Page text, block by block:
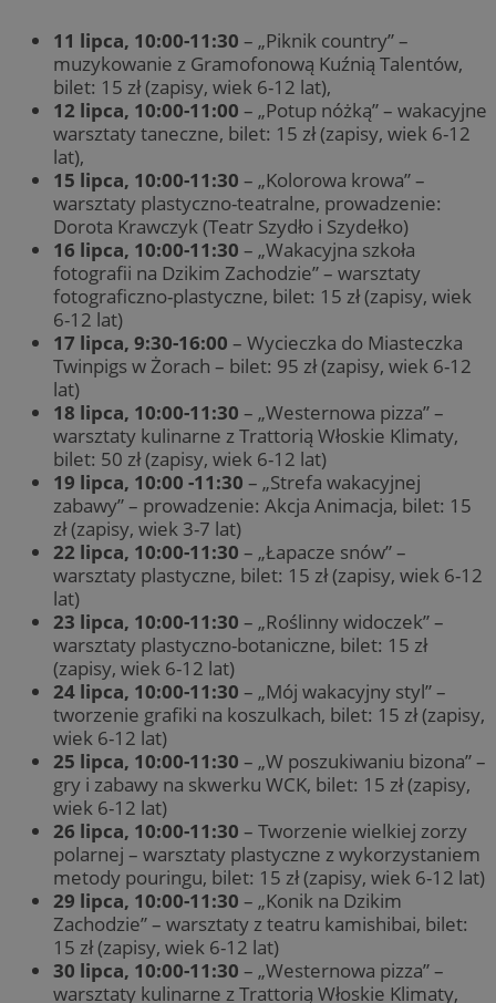
11 lipca, 10:00-11:30 – „Piknik country” –
muzykowanie z Gramofonową Kuźnią Talentów,
bilet: 15 zł (zapisy, wiek 6-12 lat),
12 lipca, 10:00-11:00 – „Potup nóżką” – wakacyjne
warsztaty taneczne, bilet: 15 zł (zapisy, wiek 6-12
lat),
15 lipca, 10:00-11:30 – „Kolorowa krowa” –
warsztaty plastyczno-teatralne, prowadzenie:
Dorota Krawczyk (Teatr Szydło i Szydełko)
16 lipca, 10:00-11:30 – „Wakacyjna szkoła
fotografii na Dzikim Zachodzie” – warsztaty
fotograficzno-plastyczne, bilet: 15 zł (zapisy, wiek
6-12 lat)
17 lipca, 9:30-16:00 – Wycieczka do Miasteczka
Twinpigs w Żorach – bilet: 95 zł (zapisy, wiek 6-12
lat)
18 lipca, 10:00-11:30 – „Westernowa pizza” –
warsztaty kulinarne z Trattorią Włoskie Klimaty,
bilet: 50 zł (zapisy, wiek 6-12 lat)
19 lipca, 10:00 -11:30 – „Strefa wakacyjnej
zabawy” – prowadzenie: Akcja Animacja, bilet: 15
zł (zapisy, wiek 3-7 lat)
22 lipca, 10:00-11:30 – „Łapacze snów” –
warsztaty plastyczne, bilet: 15 zł (zapisy, wiek 6-12
lat)
23 lipca, 10:00-11:30 – „Roślinny widoczek” –
warsztaty plastyczno-botaniczne, bilet: 15 zł
(zapisy, wiek 6-12 lat)
24 lipca, 10:00-11:30 – „Mój wakacyjny styl” –
tworzenie grafiki na koszulkach, bilet: 15 zł (zapisy,
wiek 6-12 lat)
25 lipca, 10:00-11:30 – „W poszukiwaniu bizona” –
gry i zabawy na skwerku WCK, bilet: 15 zł (zapisy,
wiek 6-12 lat)
26 lipca, 10:00-11:30 – Tworzenie wielkiej zorzy
polarnej – warsztaty plastyczne z wykorzystaniem
metody pouringu, bilet: 15 zł (zapisy, wiek 6-12 lat)
29 lipca, 10:00-11:30 – „Konik na Dzikim
Zachodzie” – warsztaty z teatru kamishibai, bilet:
15 zł (zapisy, wiek 6-12 lat)
30 lipca, 10:00-11:30 – „Westernowa pizza” –
warsztaty kulinarne z Trattorią Włoskie Klimaty,